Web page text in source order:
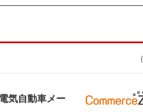
気自動車メー